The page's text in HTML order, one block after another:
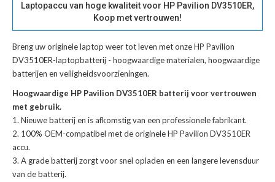
Laptopaccu van hoge kwaliteit voor HP Pavilion DV3510ER,
Koop met vertrouwen!
Breng uw originele laptop weer tot leven met onzeHP Pavilion
DV3510ER-laptopbatterij - hoogwaardige materialen, hoogwaardige
batterijen en veiligheidsvoorzieningen.
Hoogwaardige HP Pavilion DV3510ER batterij voor vertrouwen
met gebruik.
Nieuwe batterij en is afkomstig van een professionele fabrikant.
100% OEM-compatibel met deoriginele HP Pavilion DV3510ER
accu.
A grade batterij zorgt voor snel opladen en een langere levensduur
van de batterij.